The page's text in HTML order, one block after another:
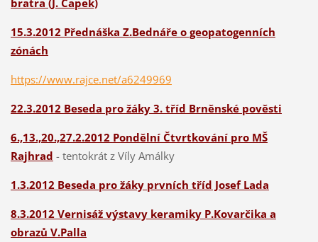
bratra (J. Čapek)
15.3.2012 Přednáška Z.Bednáře o geopatogenních
zónách
https://www.rajce.net/a6249969
22.3.2012 Beseda pro žáky 3. tříd Brněnské pověsti
6.,13.,20.,27.2.2012 Pondělní Čtvrtkování pro MŠ
Rajhrad - tentokrát z Víly Amálky
1.3.2012 Beseda pro žáky prvních tříd Josef Lada
8.3.2012 Vernisáž výstavy keramiky P.Kovarčika a
obrazů V.Palla